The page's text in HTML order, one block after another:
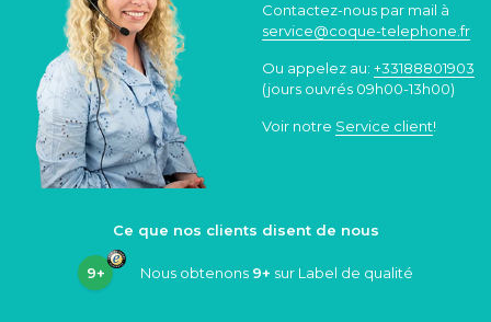
Contactez-nous par mail à
service@coque-telephone.fr
Ou appelez au: +33188801903
(jours ouvrés 09h00-13h00)
Voir notre Service client!
Ce que nos clients disent de nous
9+ Nous obtenons 9+ sur Label de qualité